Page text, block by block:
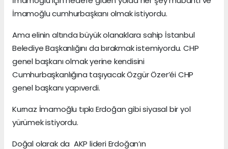
İmamoğlu cumhurbaşkanı olmak istiyordu.
Ama elinin altında büyük olanaklara sahip İstanbul
Belediye Başkanlığını da bırakmak istemiyordu. CHP
genel başkanı olmak yerine kendisini
Cumhurbaşkanlığına taşıyacak Özgür Özer’éi CHP
genel başkanı yapıverdi.
Kurnaz İmamoğlu tıpkı Erdoğan gibi siyasal bir yol
yürümek istiyordu.
Doğal olarak da AKP lideri Erdoğan’ın